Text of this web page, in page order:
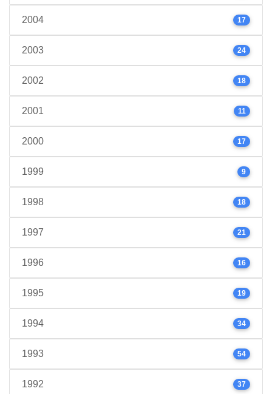
2004 17
2003 24
2002 18
2001 11
2000 17
1999 9
1998 18
1997 21
1996 16
1995 19
1994 34
1993 54
1992 37